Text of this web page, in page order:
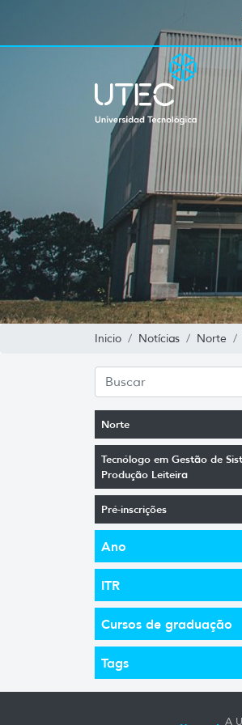
Inicio Notícias Norte
Norte
Tecnólogo em Gestão de
Produção Leiteira
Pré-inscrições
Ano
ITR
Cursos de graduação
Tags
A